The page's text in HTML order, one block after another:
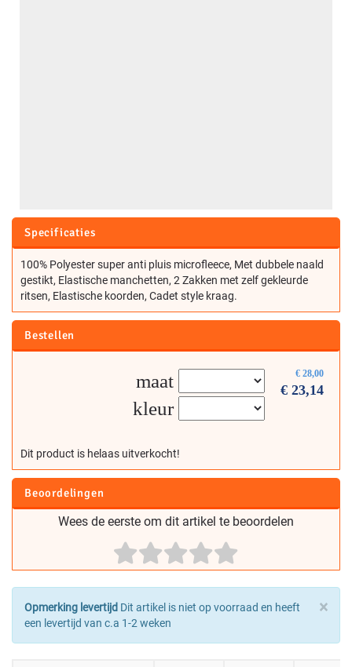
Specificaties
100% Polyester super anti pluis microfleece, Met dubbele naald
gestikt, Elastische manchetten, 2 Zakken met zelf gekleurde
ritsen, Elastische koorden, Cadet style kraag.
Bestellen
€ 28,00
€ 23,14
maat
kleur
Dit product is helaas uitverkocht!
Beoordelingen
Wees de eerste om dit artikel te beoordelen
×
Opmerking levertijd Dit artikel is niet op voorraad en heeft
een levertijd van c.a 1-2 weken